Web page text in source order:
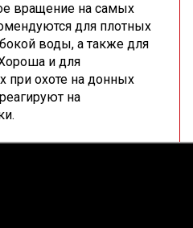
вращение на самых
для плотных
воды, а также для
и для
при охоте на донных
на